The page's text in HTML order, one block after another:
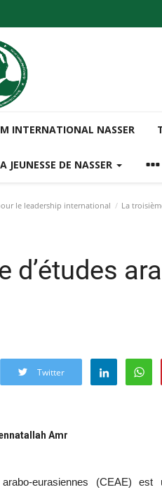
INTERNATIONAL NASSER
JEUNESSE DE NASSER
le leadership international La
d’études
Twitter
Amr
arabo-eurasiennes (CEAE)